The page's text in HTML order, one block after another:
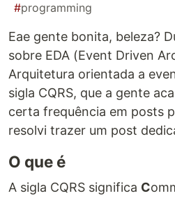
#programming
Eae gente bonita, beleza?
sobre EDA (Event Driven
Arquitetura orientada a
sigla CQRS, que a gente
certa frequência em posts
resolvi trazer um post
O que é
A sigla CQRS significa C